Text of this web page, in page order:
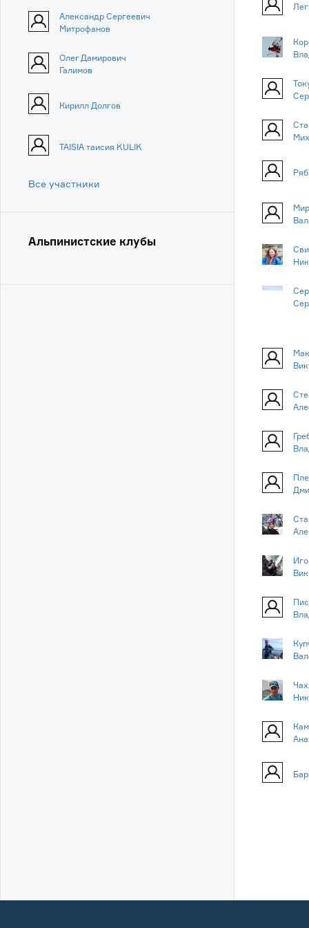
Александр Сергеевич
Митрофанов
Олег Дамирович
Галимов
Кирилл Долгов
TAISIA таисия KULIK
Все участники
Альпинистские клубы